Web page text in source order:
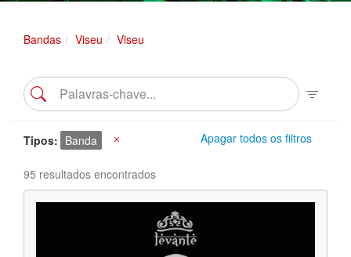
Bandas Viseu Viseu
Apagar todos os filtros
Tipos Banda
95 resultados encontrados